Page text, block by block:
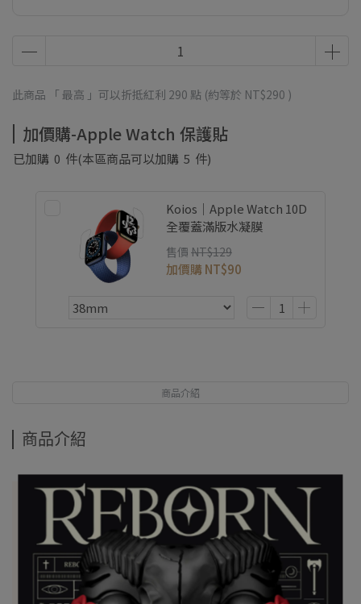
此商品 「 最高 」可以折抵紅利 290 點 (約等於 NT$290 )
加價購-Apple Watch 保護貼
已加購 0 件(本區商品可以加購 5 件)
Koios｜Apple Watch 10D
全覆蓋滿版水凝膜
售價 NT$129
加價購 NT$90
商品介紹
商品介紹